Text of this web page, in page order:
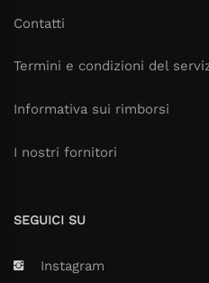
Contatti
Termini e condizioni del
Informativa sui rimborsi
I nostri fornitori
SEGUICI SU
Instagram